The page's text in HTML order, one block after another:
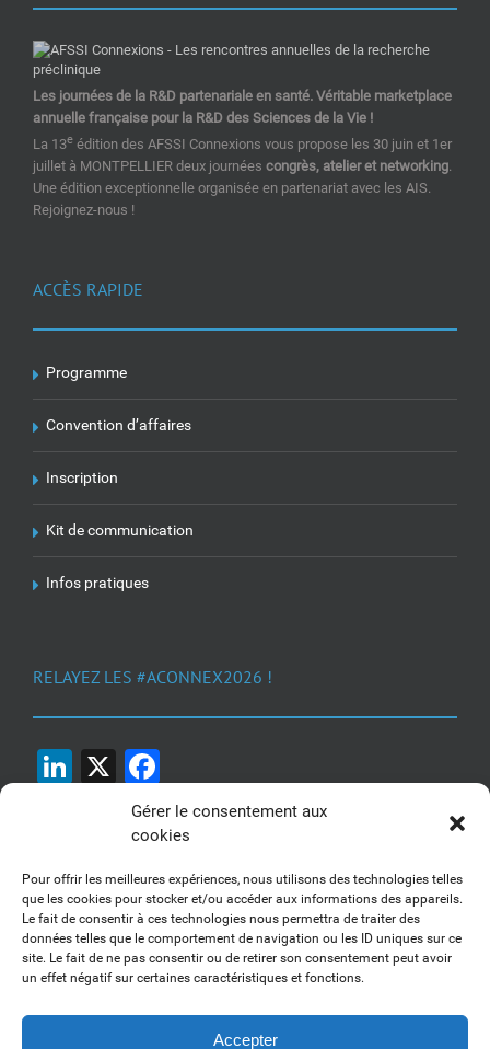
Gérer le consentement aux
cookies
Pour offrir les meilleures expériences, nous utilisons des technologies telles
que les cookies pour stocker et/ou accéder aux informations des appareils.
Le fait de consentir à ces technologies nous permettra de traiter des
données telles que le comportement de navigation ou les ID uniques sur ce
site. Le fait de ne pas consentir ou de retirer son consentement peut avoir
un effet négatif sur certaines caractéristiques et fonctions.
Accepter
Les journées de la R&D partenariale en santé. Véritable marketplace
annuelle française pour la R&D des Sciences de la Vie !
La 13e édition des AFSSI Connexions vous propose les 30 juin et 1er
juillet à MONTPELLIER deux journées congrès, atelier et networking.
Une édition exceptionnelle organisée en partenariat avec les AIS.
Rejoignez-nous !
ACCÈS RAPIDE
Programme
Convention d’affaires
Inscription
Kit de communication
Infos pratiques
RELAYEZ LES #ACONNEX2026 !
LinkedIn
X
1, 2, 3... Buzzez !
Découvrez nos kits communication